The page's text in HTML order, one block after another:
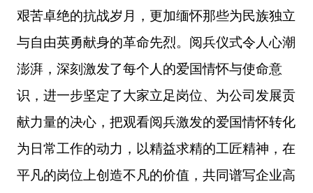
艰苦卓绝的抗战岁月，更加缅怀那些为民族独立
与自由英勇献身的革命先烈。 阅兵仪式令人心潮
澎湃，深刻激发了每个人的爱国情怀与使命意
识，进一步坚定了大家立足岗位、 为公司发展贡
献力量的决心， 把观看阅兵激发的爱国情怀转化
为日常工作的动力，以精益求精的工匠精神，在
平凡的岗位上创造不凡的价值，共同谱写企业高